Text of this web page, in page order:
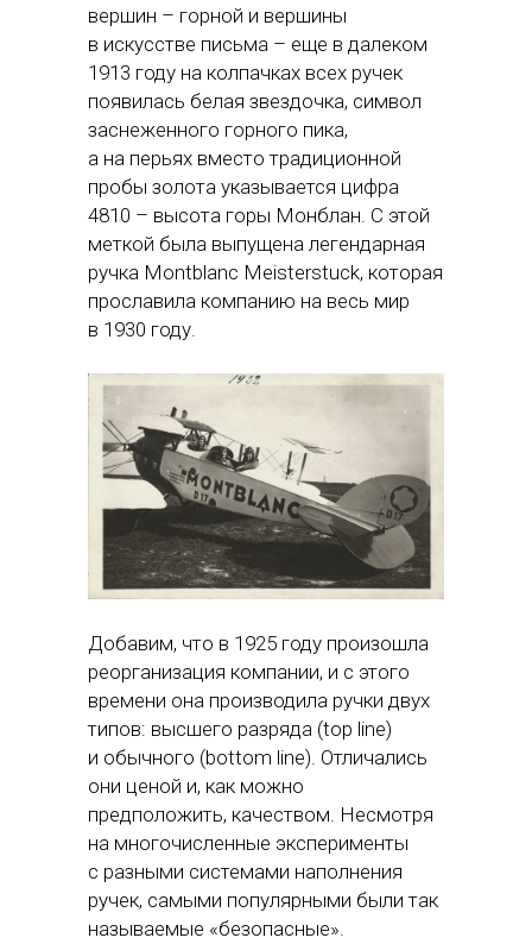
вершин – горной и вершины
в искусстве письма – еще в далеком
1913 году на колпачках всех ручек
появилась белая звездочка, символ
заснеженного горного пика,
а на перьях вместо традиционной
пробы золота указывается цифра
4810 – высота горы Монблан. С этой
меткой была выпущена легендарная
ручка Montblanc Meisterstuсk, которая
прославила компанию на весь мир
в 1930 году.
Добавим, что в 1925 году произошла
реорганизация компании, и с этого
времени она производила ручки двух
типов: высшего разряда (top line)
и обычного (bottom line). Отличались
они ценой и, как можно
предположить, качеством. Несмотря
на многочисленные эксперименты
с разными системами наполнения
ручек, самыми популярными были так
называемые «безопасные».